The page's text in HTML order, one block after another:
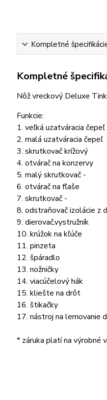
Kompletné
Kompletné
Nôž vreckový Deluxe
Funkcie:
1. veľká uzatváracia čepeľ
2. malá uzatváracia čepeľ
3. skrutkovač krížový
4. otvárač na konzervy
5. malý skrutkovač -
6. otvárač na fľaše
7. skrutkovač -
8. odstraňovač izolácie z
9. dierovač,vystružník
10. krúžok na kľúče
11. pinzeta
12. špáradlo
13. nožničky
14. viacúčelový hák
15. kliešte na drôt
16. štikačky
17. nástroj na lemovanie
* záruka platí na výrobné